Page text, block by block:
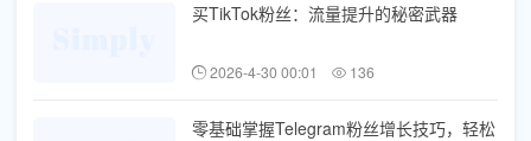
买TikTok粉丝：流量提升的秘密武器
2026-4-30 00:01 136
零基础掌握Telegram粉丝增长技巧，轻松